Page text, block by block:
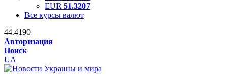
EUR 51.3207
Все курсы валют
44.4190
Авторизация
Поиск
UA